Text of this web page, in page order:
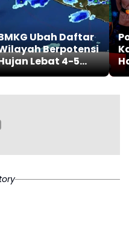
Ubah Daftar
Berpotensi
Lebat 4-5
2026, Cek